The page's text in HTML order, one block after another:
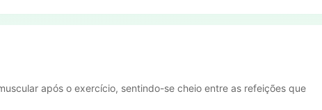
após o exercício, sentindo-se cheio entre as refeições que